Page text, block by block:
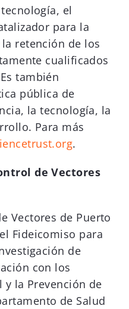
el
para la
retención de los
cualificados
también
pública de
la tecnología, la
Para más
.
de Vectores
Vectores de Puerto
Fideicomiso para
de
con los
y la Prevención de
de Salud